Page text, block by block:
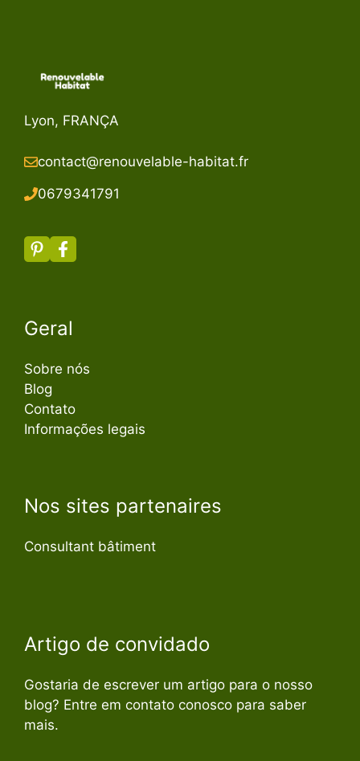
Lyon, FRANÇA
contact@renouvelable-habitat.fr
0679341791
Geral
Sobre nós
Blog
Contato
Informações legais
Nos sites partenaires
Consultant bâtiment
Artigo de convidado
Gostaria de escrever um artigo para o nosso
blog? Entre em contato conosco para saber
mais.